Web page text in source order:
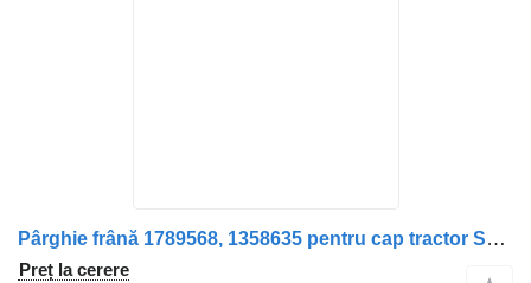
Pârghie frână 1789568, 1358635 pentru cap tractor Scania Verde (cod 2533)
Preț la cerere